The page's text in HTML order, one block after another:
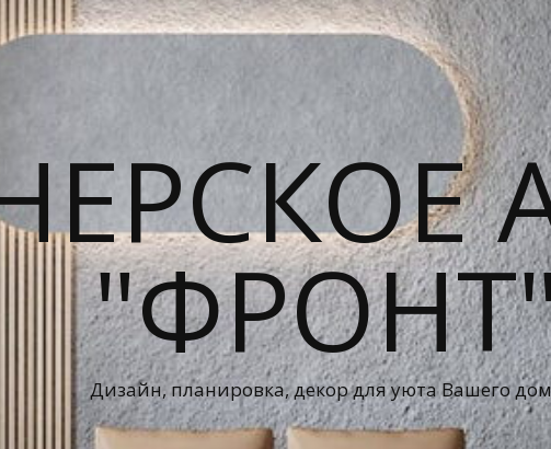
Дизайн, планировка, декор для уюта Вашего